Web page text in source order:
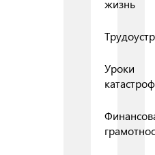
жизнь
Уроки